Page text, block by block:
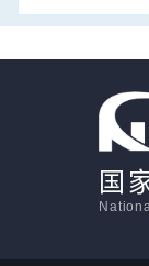
国